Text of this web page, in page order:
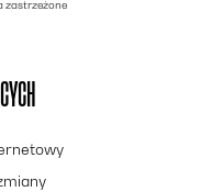
zastrzeżone